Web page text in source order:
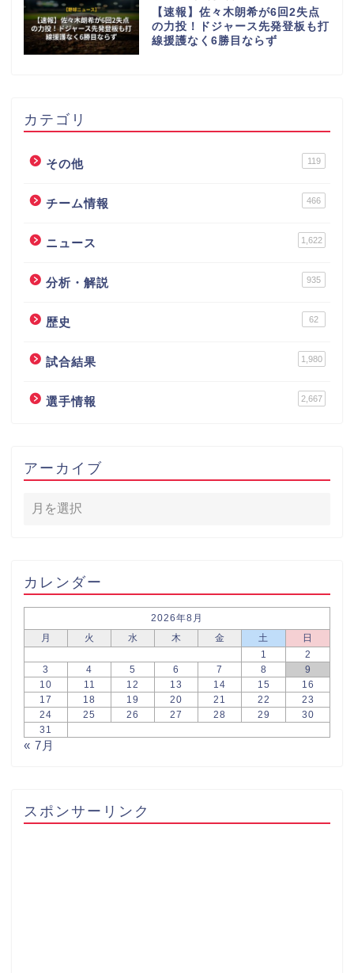
【速報】佐々木朗希が6回2失点
の力投！ドジャース先発登板も打
線援護なく6勝目ならず
カテゴリ
その他 119
チーム情報 466
ニュース 1,622
分析・解説 935
歴史 62
試合結果 1,980
選手情報 2,667
アーカイブ
カレンダー
2026年8月
月
火 水 木 金 土
日
1
2
3
4 5 6 7 8
9
10
11 12 13 14 15
16
17
18 19 20 21 22
23
24
25 26 27 28 29
30
31
« 7月
スポンサーリンク